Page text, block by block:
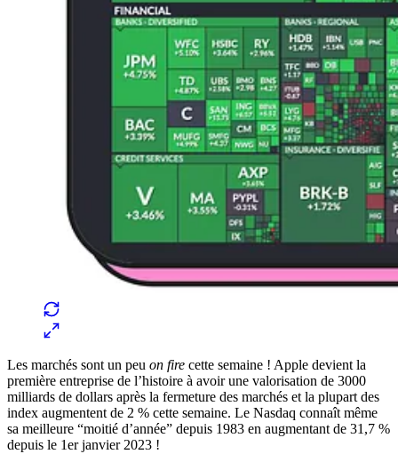
Les marchés sont un peu on fire cette semaine ! Apple devient la
première entreprise de l’histoire à avoir une valorisation de 3000
milliards de dollars après la fermeture des marchés et la plupart des
index augmentent de 2 % cette semaine. Le Nasdaq connaît même
sa meilleure “moitié d’année” depuis 1983 en augmentant de 31,7 %
depuis le 1er janvier 2023 !